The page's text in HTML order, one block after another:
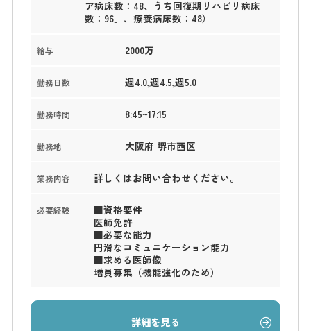
ア病床数：48、うち回復期リハビリ病床
数：96］、療養病床数：48）
給与 2000万
勤務日数 週4.0,週4.5,週5.0
勤務時間 8:45~17:15
勤務地 大阪府 堺市西区
業務内容 詳しくはお問い合わせください。
必要経験
■資格要件
医師免許
■必要な能力
円滑なコミュニケーション能力
■求める医師像
増員募集（機能強化のため）
詳細を見る